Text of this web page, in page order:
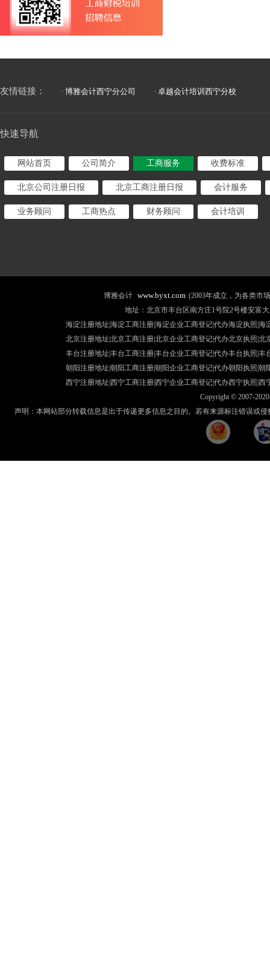
友情链接： · 博雅会计西宁分公司 · 卓越会计培训西宁分校
快速导航
网站首页 公司简介 工商服务 收费标准
北京公司注册日报 北京工商注册日报 会计服务
业务顾问 工商热点 财务顾问 会计培训
博雅会计 www.byxt.com (2003年成立，为各类市
地址：北京市丰台区南方庄1号院2号楼安富大
海淀注册地址|海淀工商注册|海淀企业工商登记|代办海淀执照| 海
北京注册地址 |北京工商注册|北京企业工商登记代办北京执照 北
丰台注册地址 |丰台工商注册|丰台企业工商登记代办丰台执照 丰
朝阳注册地址 |朝阳工商注册|朝阳企业工商登记代办朝阳执照 朝
西宁注册地址 |西宁工商注册|西宁企业工商登记代办西宁执照 西
Copyright © 2007-
声明：本网站部分转载信息是出于传递更多信息之目的。若有来源标注错误或